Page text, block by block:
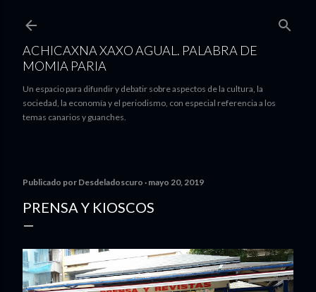
ACHICAXNA XAXO AGUAL. PALABRA DE
MOMIA PARIA
Un espacio para difundir y debatir sobre aspectos de la cultura, la
sociedad, la economía y el periodismo, con especial referencia a los
temas canarios y guanches.
Publicado por Desdeladoscuro mayo 20, 2019
PRENSA Y KIOSCOS